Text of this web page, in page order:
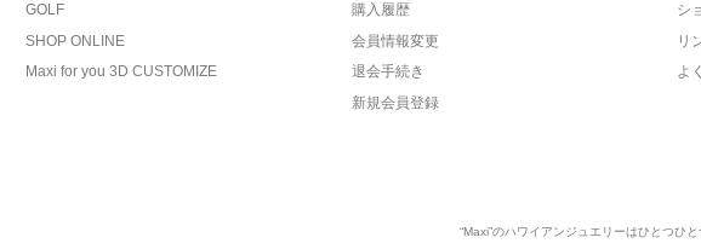
GOLF
SHOP ONLINE
Maxi for you 3D CUSTOMIZE
購入履歴
会員情報変更
退会手続き
新規会員登録
シ
リ
よ
“Maxi”のハワイアンジュエリーはひとつひと